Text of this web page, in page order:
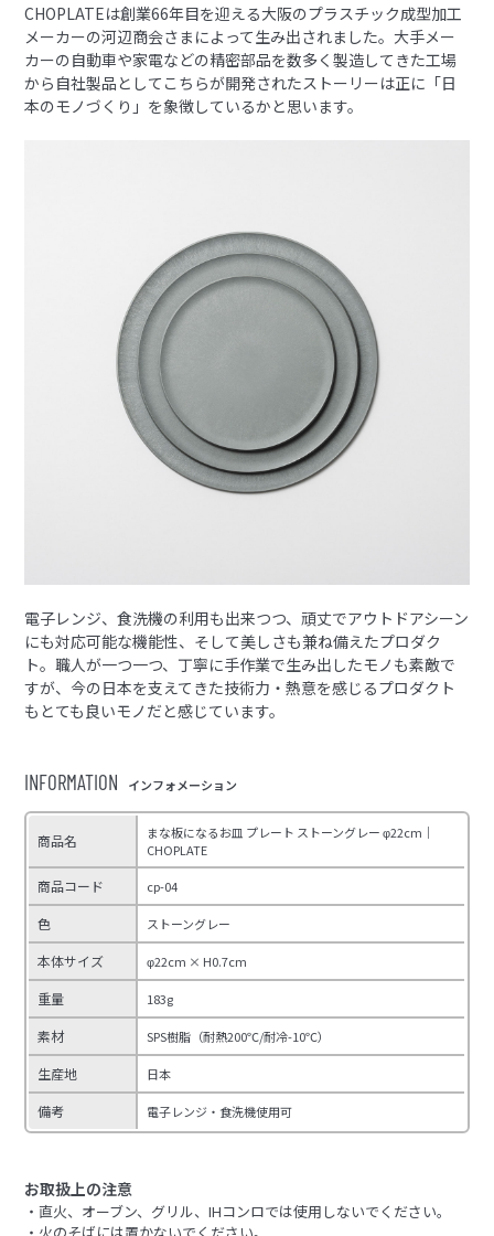
CHOPLATEは創業66年目を迎える大阪のプラスチック成型加工
メーカーの河辺商会さまによって生み出されました。大手メー
カーの自動車や家電などの精密部品を数多く製造してきた工場
から自社製品としてこちらが開発されたストーリーは正に「日
本のモノづくり」を象徴しているかと思います。
電子レンジ、食洗機の利用も出来つつ、頑丈でアウトドアシーン
にも対応可能な機能性、そして美しさも兼ね備えたプロダク
ト。職人が一つ一つ、丁寧に手作業で生み出したモノも素敵で
すが、今の日本を支えてきた技術力・熱意を感じるプロダクト
もとても良いモノだと感じています。
INFORMATION インフォメーション
商品名
まな板になるお皿 プレート ストーングレー φ22cm｜
CHOPLATE
商品コード cp-04
色 ストーングレー
本体サイズ φ22cm × H0.7cm
重量 183g
素材 SPS樹脂（耐熱200℃/耐冷-10℃）
生産地 日本
備考 電子レンジ・食洗機使用可
お取扱上の注意
・直火、オーブン、グリル、IHコンロでは使用しないでください。